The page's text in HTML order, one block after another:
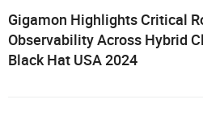
Gigamon Highlights Critical
Observability Across Hybrid
Black Hat USA 2024